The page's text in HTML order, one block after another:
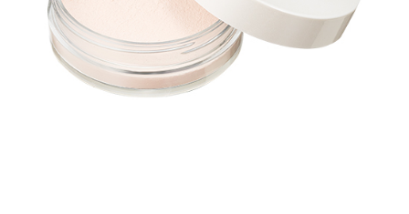
セミナー/契約関連
ブランド一覧